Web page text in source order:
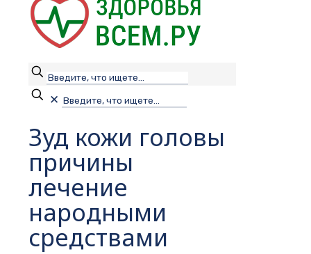
✕
Зуд кожи головы
причины
лечение
народными
средствами